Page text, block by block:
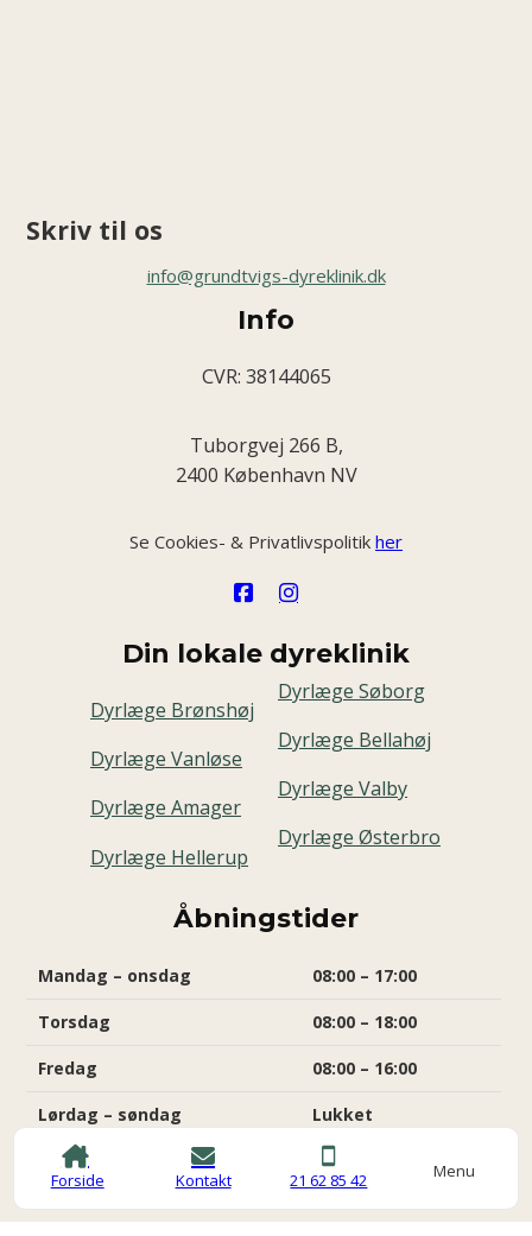
Forside Kontakt 21 62 85 42 Menu
Skriv til os
info@grundtvigs-dyreklinik.dk
Åbningstider
Mandag – onsdag 08:00 – 17:00
Torsdag 08:00 – 18:00
Fredag 08:00 – 16:00
Lørdag – søndag Lukket
Akut-telefon
Din lokale dyreklinik
Dyrlæge Brønshøj
Dyrlæge Vanløse
Dyrlæge Amager
Dyrlæge Hellerup
Dyrlæge Søborg
Dyrlæge Bellahøj
Dyrlæge Valby
Dyrlæge Østerbro
Info
CVR: 38144065
Tuborgvej 266 B,
2400 København NV
Se Cookies- & Privatlivspolitik her